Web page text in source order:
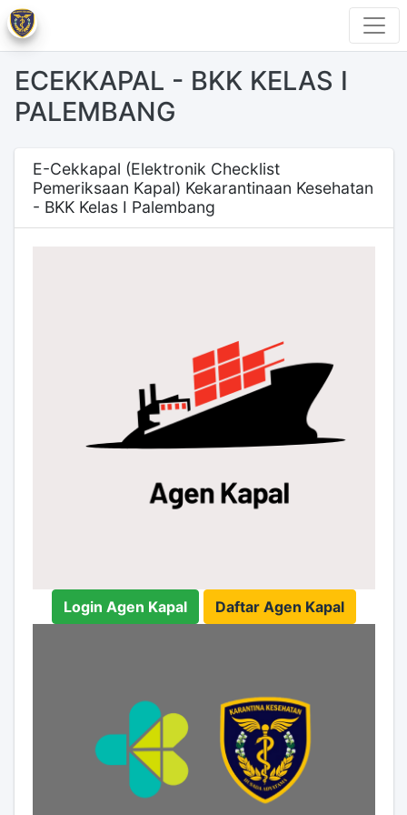
ECEKKAPAL - BKK KELAS I
PALEMBANG
E-Cekkapal (Elektronik Checklist
Pemeriksaan Kapal) Kekarantinaan Kesehatan
- BKK Kelas I Palembang
Login Agen Kapal Daftar Agen Kapal